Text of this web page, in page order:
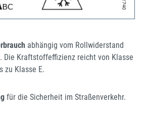
abhängig vom Rollwiderstand
Die Kraftstoffeffizienz reicht von Klasse
zu Klasse E.
für die Sicherheit im Straßenverkehr.